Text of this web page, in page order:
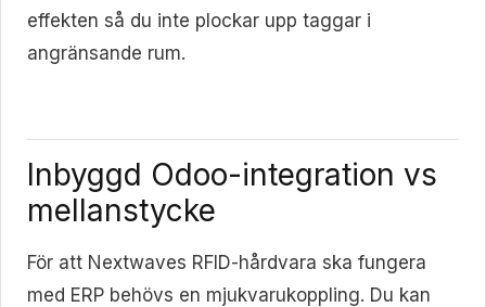
effekten så du inte plockar upp taggar i
angränsande rum.
Inbyggd Odoo-integration vs
mellanstycke
För att Nextwaves RFID-hårdvara ska fungera
med ERP behövs en mjukvarukoppling. Du kan